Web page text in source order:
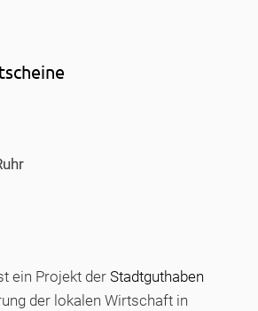
ein Projekt der Stadtguthaben
der lokalen Wirtschaft in